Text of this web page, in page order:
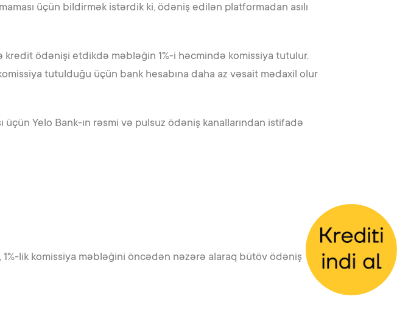
üçün bildirmək istərdik ki, ödəniş edilən platformadan asılı
kredit ödənişi etdikdə məbləğin 1%-i həcmində komissiya tutulur.
tutulduğu üçün bank hesabına daha az vəsait mədaxil olur
Yelo Bank-ın rəsmi və pulsuz ödəniş kanallarından istifadə
lik komissiya məbləğini öncədən nəzərə alaraq bütöv ödəniş